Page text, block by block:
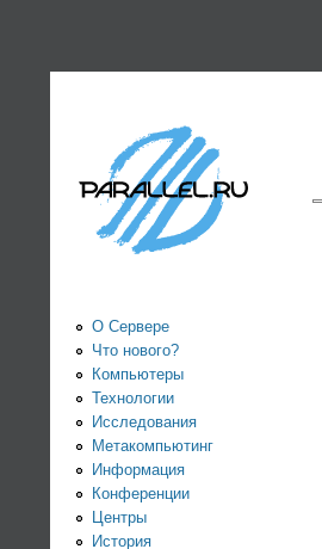
центр по
О Сервере
Что нового?
Компьютеры
Технологии
Исследования
Метакомпьютинг
Информация
Конференции
Центры
История